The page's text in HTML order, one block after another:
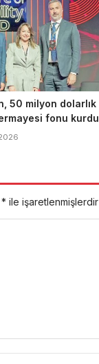
50 milyon dolarlık
fonu kurdu
* ile işaretlenmişlerdir